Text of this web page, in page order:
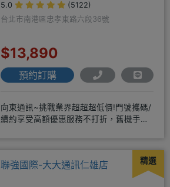
5.0
(5122)
台北市南港區忠孝東路六段36號
$13,890
預約訂購
向東通訊~挑戰業界超超超低價!門號攜碼/
續約享受高額優惠服務不打折，舊機手機
精選
聯強國際-大大通訊仁雄店